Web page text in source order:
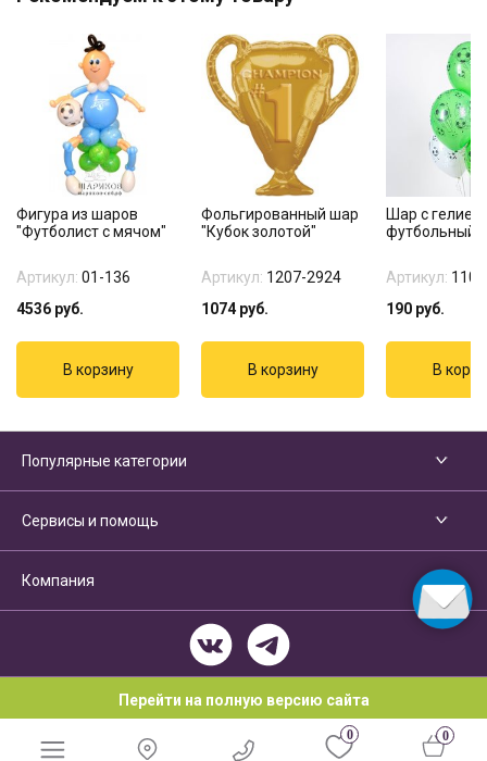
Фигура из шаров
"Футболист с мячом"
Артикул: 01-136
4536 руб.
Фольгированный шар
"Кубок золотой"
Артикул: 1207-2924
1074 руб.
Шар с
футбольный"
Артикул:
190 руб.
Популярные категории
Сервисы и помощь
Компания
Перейти на полную версию сайта
0 0